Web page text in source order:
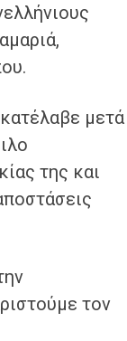
μετά
της και
τον